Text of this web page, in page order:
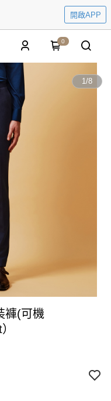
開啟APP
0
1/8
褲(可機